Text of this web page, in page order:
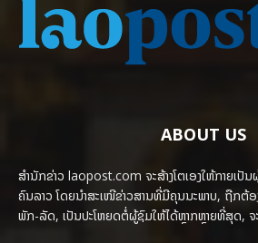
ABOUT US
ສຳນັກຂ່າວ laopost.com ຈະສ້າງໂຕເອງໃຫ້ກາຍເປັ
ຄົນລາວ ໂດຍນຳສະເໜີຂ່າວສານທີ່ມີຄຸນນະພາບ, ຖືກຕ້ອ
ພັກ-ລັດ, ເປັນປະໂຫຍດຕໍ່ຜູ້ຊົມໃຫ້ໄດ້ຫຼາກຫຼາຍທີ່ສຸດ, ຈ